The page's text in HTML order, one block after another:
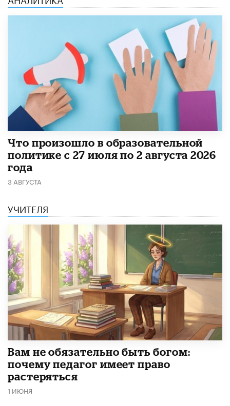
​Что произошло в образовательной
политике с 27 июля по 2 августа 2026
года
3 АВГУСТА
УЧИТЕЛЯ
​Вам не обязательно быть богом:
почему педагог имеет право
растеряться
1 ИЮНЯ